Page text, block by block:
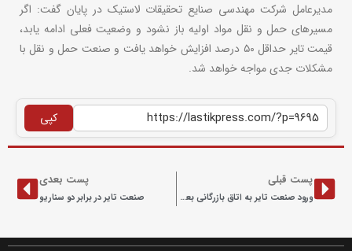
مدیرعامل شرکت مهندسی صنایع تحقیقات لاستیک در پایان گفت: اگر
مسیرهای حمل و نقل مواد اولیه باز نشود و وضعیت فعلی ادامه یابد،
قیمت تایر حداقل ۵۰ درصد افزایش خواهد یافت و صنعت حمل و نقل با
مشکلات جدی مواجه خواهد شد.
کپی
پست قبلی
ورود صنعت تایر به اتاق بازرگانی بعد از ۷۰ سال
پست بعدی
صنعت تایر در برابر دو سناریو